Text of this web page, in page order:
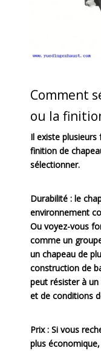
Comment
ou la
Il existe
finition de
sélectionner.
Durabilité : le
environnement
Ou voyez-vous
comme un
un chapeau de
construction de
peut résister à
et de conditions
Prix : Si vous
plus